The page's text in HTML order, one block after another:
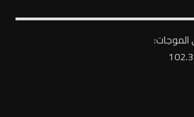
الموجات: